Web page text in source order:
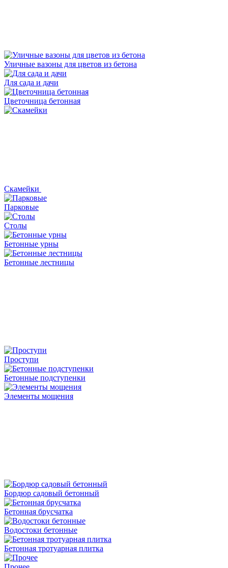
Уличные вазоны для цветов из бетона
Для сада и дачи
Цветочница бетонная
Скамейки
Парковые
Столы
Бетонные урны
Бетонные лестницы
Проступи
Бетонные подступенки
Элементы мощения
Бордюр садовый бетонный
Бетонная брусчатка
Водостоки бетонные
Бетонная тротуарная плитка